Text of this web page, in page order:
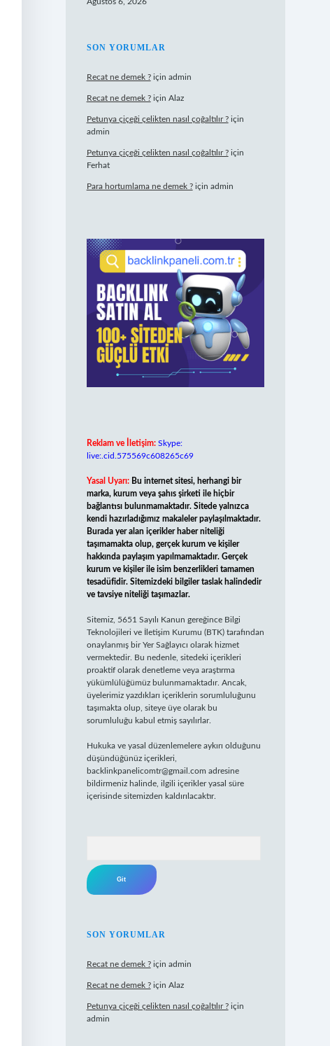
SON YORUMLAR
Recat ne demek ?için admin
Recat ne demek ?için Alaz
Petunya çiçeği çelikten nasıl çoğaltılır ?için
admin
Petunya çiçeği çelikten nasıl çoğaltılır ?için
Ferhat
Para hortumlama ne demek ?için admin
Reklam ve İletişim: Skype:
live:.cid.575569c608265c69
Yasal Uyarı: Bu internet sitesi, herhangi bir
marka, kurum veya şahıs şirketi ile hiçbir
bağlantısı bulunmamaktadır. Sitede yalnızca
kendi hazırladığımız makaleler paylaşılmaktadır.
Burada yer alan içerikler haber niteliği
taşımamakta olup, gerçek kurum ve kişiler
hakkında paylaşım yapılmamaktadır. Gerçek
kurum ve kişiler ile isim benzerlikleri tamamen
tesadüfidir. Sitemizdeki bilgiler taslak halindedir
ve tavsiye niteliği taşımazlar.
Sitemiz, 5651 Sayılı Kanun gereğince Bilgi
Teknolojileri ve İletişim Kurumu (BTK) tarafından
onaylanmış bir Yer Sağlayıcı olarak hizmet
vermektedir. Bu nedenle, sitedeki içerikleri
proaktif olarak denetleme veya araştırma
yükümlülüğümüz bulunmamaktadır. Ancak,
üyelerimiz yazdıkları içeriklerin sorumluluğunu
taşımakta olup, siteye üye olarak bu
sorumluluğu kabul etmiş sayılırlar.
Hukuka ve yasal düzenlemelere aykırı olduğunu
düşündüğünüz içerikleri,
backlinkpanelicomtr@gmail.com adresine
bildirmeniz halinde, ilgili içerikler yasal süre
içerisinde sitemizden kaldırılacaktır.
SON YORUMLAR
Recat ne demek ?için admin
Recat ne demek ?için Alaz
Petunya çiçeği çelikten nasıl çoğaltılır ?için
admin